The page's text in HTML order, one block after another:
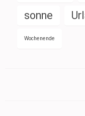
sonne
Wochenende